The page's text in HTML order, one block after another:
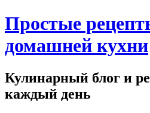
Перейти
к
Простые
домашней кухни
Кулинарный блог и
каждый день